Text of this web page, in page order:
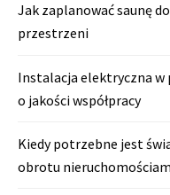
Jak zaplanować saunę
przestrzeni
Instalacja elektryczna w
o jakości współpracy
Kiedy potrzebne jest
obrotu